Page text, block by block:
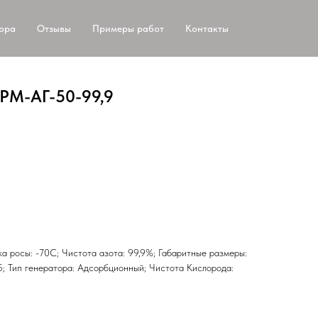
Отзывы Примеры работ Контакты
АГ-50-99,9
росы: -70С; Чистота азота: 99,9%; Габаритные размеры:
генератора: Адсорбционный; Чистота Кислорода: